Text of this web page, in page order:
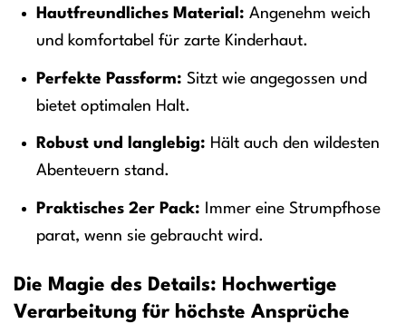
Hautfreundliches Material: Angenehm weich
und komfortabel für zarte Kinderhaut.
Perfekte Passform: Sitzt wie angegossen und
bietet optimalen Halt.
Robust und langlebig: Hält auch den wildesten
Abenteuern stand.
Praktisches 2er Pack: Immer eine Strumpfhose
parat, wenn sie gebraucht wird.
Die Magie des Details: Hochwertige
Verarbeitung für höchste Ansprüche